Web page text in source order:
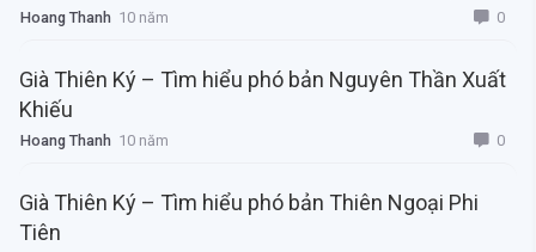
Hoang Thanh 10 năm 0
Già Thiên Ký – Tìm hiểu phó bản Nguyên Thần Xuất
Khiếu
Hoang Thanh 10 năm 0
Già Thiên Ký – Tìm hiểu phó bản Thiên Ngoại Phi
Tiên